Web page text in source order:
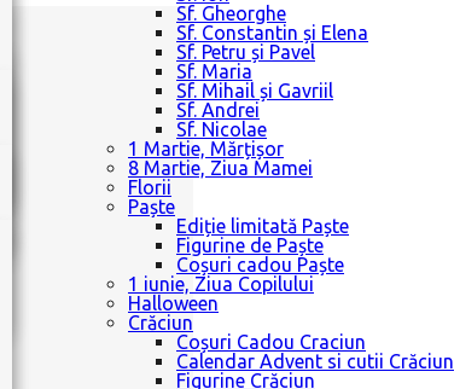
Sf. Gheorghe
Sf. Constantin și Elena
Sf. Petru și Pavel
Sf. Maria
Sf. Mihail și Gavriil
Sf. Andrei
Sf. Nicolae
1 Martie, Mărțișor
8 Martie, Ziua Mamei
Florii
Paște
Ediție limitată Paște
Figurine de Paște
Coșuri cadou Paște
1 iunie, Ziua Copilului
Halloween
Crăciun
Coșuri Cadou Craciun
Calendar Advent si cutii Crăciun
Figurine Crăciun